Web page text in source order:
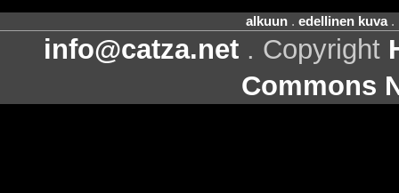
alkuun. edellinen kuva.
info@catza.net . Copyright
Commons